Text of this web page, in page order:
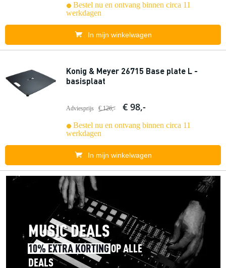
Bestel nu en ontvang binnen circa 11
werkdagen
In mijn winkelwagen
Konig & Meyer 26715 Base plate L -
basisplaat
Adviesprijs € 126,- € 98,-
Bestel nu en ontvang binnen circa 11
werkdagen
In mijn winkelwagen